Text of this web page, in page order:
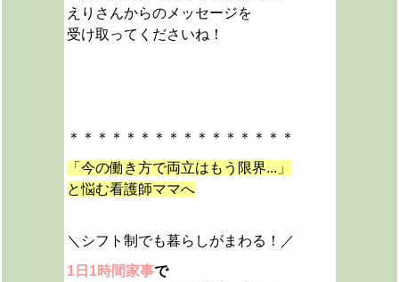
えりさんからのメッセージを
受け取ってくださいね！
＊＊＊＊＊＊＊＊＊＊＊＊＊＊＊＊
「今の働き方で両立はもう限界...」
と悩む看護師ママへ
＼シフト制でも暮らしがまわる！／
1日1時間家事で